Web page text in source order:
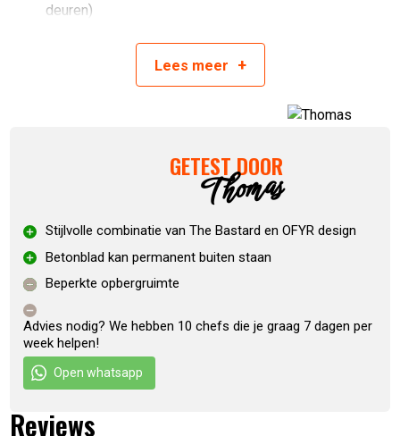
deuren)
De tafel komt zonder BBQ
Afmeting meubel: 75 x 65 x 90 cm
Materiaal: Corten staal met betonnen blad
Artikelnummer:
Lees meer +
GETEST DOOR
Thomas
Stijlvolle combinatie van The Bastard en OFYR design
Betonblad kan permanent buiten staan
Beperkte opbergruimte
Advies nodig? We hebben 10 chefs die je graag 7 dagen per
week helpen!
Open whatsapp
Reviews